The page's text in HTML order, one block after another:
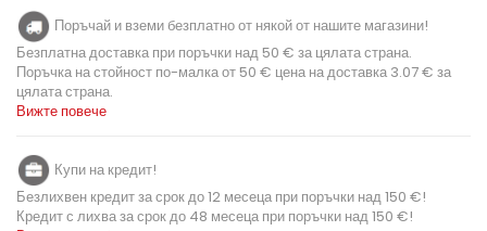
Поръчай и вземи безплатно от някой от нашите магазини!
Безплатна доставка при поръчки над 50 € за цялата страна.
Поръчка на стойност по-малка от 50 € цена на доставка 3.07 € за
цялата страна.
Вижте повече
Купи на кредит!
Безлихвен кредит за срок до 12 месеца при поръчки над 150 €!
Кредит с лихва за срок до 48 месеца при поръчки над 150 €!